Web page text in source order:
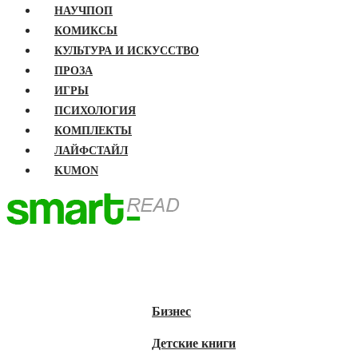
НАУЧПОП
КОМИКСЫ
КУЛЬТУРА И ИСКУССТВО
ПРОЗА
ИГРЫ
ПСИХОЛОГИЯ
КОМПЛЕКТЫ
ЛАЙФСТАЙЛ
KUMON
Бизнес
Детские книги